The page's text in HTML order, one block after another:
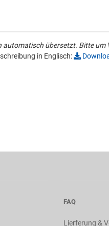
automatisch übersetzt. Bitte
in Englisch:
FAQ
Lierferung &